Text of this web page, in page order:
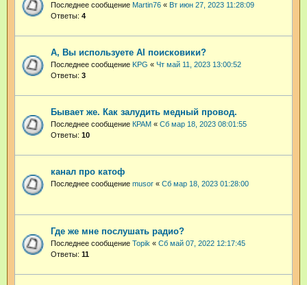
Последнее сообщение Martin76 « Вт июн 27, 2023 11:28:09
Ответы: 4
А, Вы используете AI поисковики?
Последнее сообщение KPG « Чт май 11, 2023 13:00:52
Ответы: 3
Бывает же. Как залудить медный провод.
Последнее сообщение КРАМ « Сб мар 18, 2023 08:01:55
Ответы: 10
канал про катоф
Последнее сообщение musor « Сб мар 18, 2023 01:28:00
Где же мне послушать радио?
Последнее сообщение Topik « Сб май 07, 2022 12:17:45
Ответы: 11